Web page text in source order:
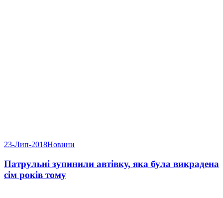
23-Лип-2018Новини
Патрульні зупинили автівку, яка була викрадена
сім років тому